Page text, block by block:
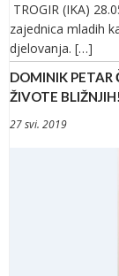
TROGIR (IKA)
zajednica mladih
djelovanja. […]
DOMINIK PETAR
ŽIVOTE BLIŽNJIH!
27 svi. 2019